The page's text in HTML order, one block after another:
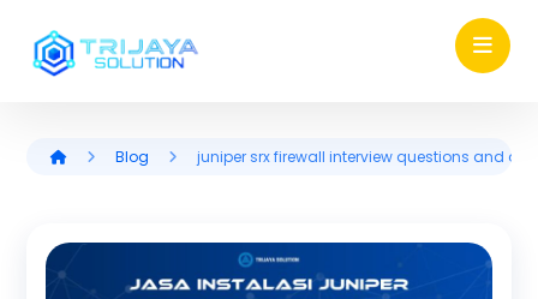
Blog juniper srx firewall interview questions and